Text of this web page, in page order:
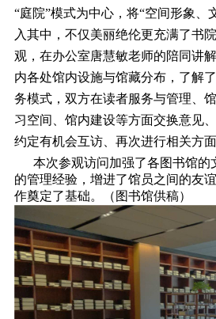
“庭院”模式为中心，将“空间形象、
入其中，不仅美丽绝伦更充满了书
观，在办公室唐慧敏老师的陪同讲
内各处馆内设施与馆藏分布，了解
务模式，双方在读者服务与管理、
习空间、馆内建设等方面交换意见
约定有机会互访、再次进行相关方面
本次参观访问加强了各图书馆的
的管理经验，增进了馆员之间的友
作奠定了基础。（图书馆供稿）